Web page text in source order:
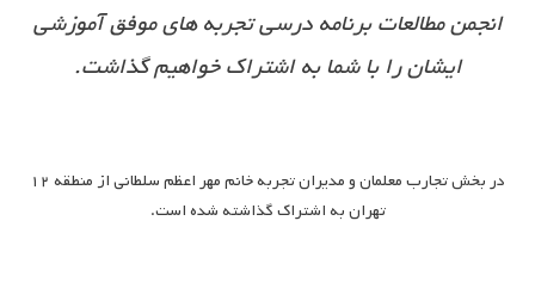
انجمن مطالعات برنامه درسی تجربه های موفق آموزشی
ایشان را با شما به اشتراک خواهیم گذاشت.
در بخش تجارب معلمان و مدیران تجربه خانم مهر اعظم سلطانی از منطقه ۱۲
تهران به اشتراک گذاشته شده است.